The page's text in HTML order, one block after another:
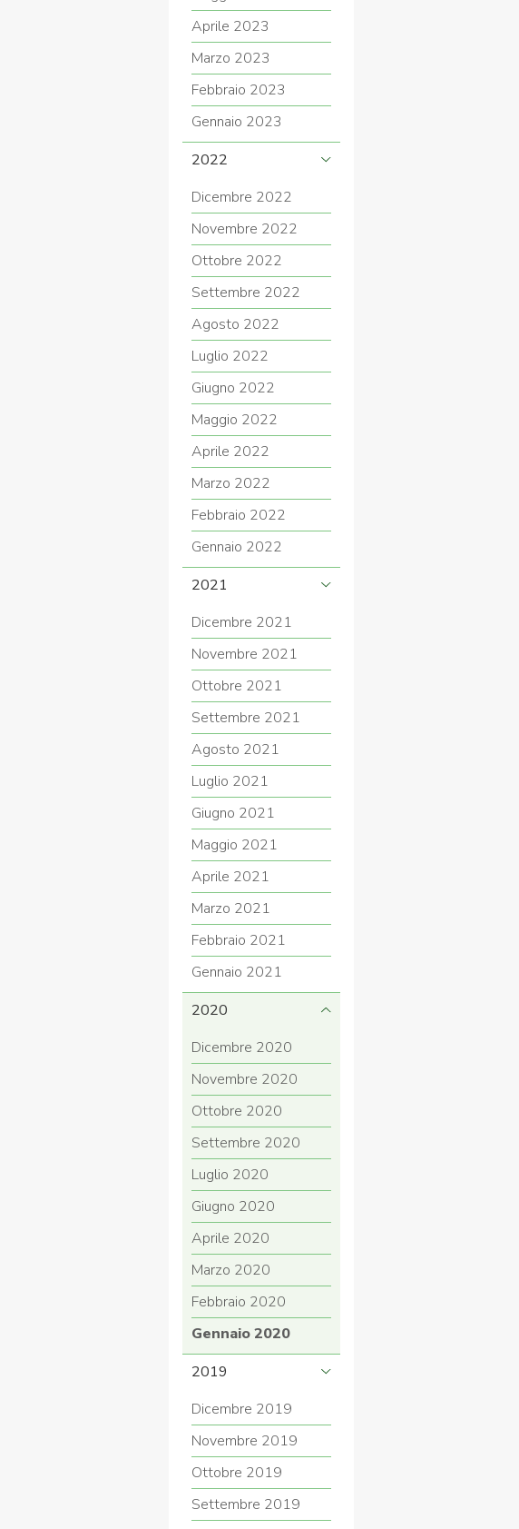
Aprile 2023
Marzo 2023
Febbraio 2023
Gennaio 2023
2022
Dicembre 2022
Novembre 2022
Ottobre 2022
Settembre 2022
Agosto 2022
Luglio 2022
Giugno 2022
Maggio 2022
Aprile 2022
Marzo 2022
Febbraio 2022
Gennaio 2022
2021
Dicembre 2021
Novembre 2021
Ottobre 2021
Settembre 2021
Agosto 2021
Luglio 2021
Giugno 2021
Maggio 2021
Aprile 2021
Marzo 2021
Febbraio 2021
Gennaio 2021
2020
Dicembre 2020
Novembre 2020
Ottobre 2020
Settembre 2020
Luglio 2020
Giugno 2020
Aprile 2020
Marzo 2020
Febbraio 2020
Gennaio 2020
2019
Dicembre 2019
Novembre 2019
Ottobre 2019
Settembre 2019